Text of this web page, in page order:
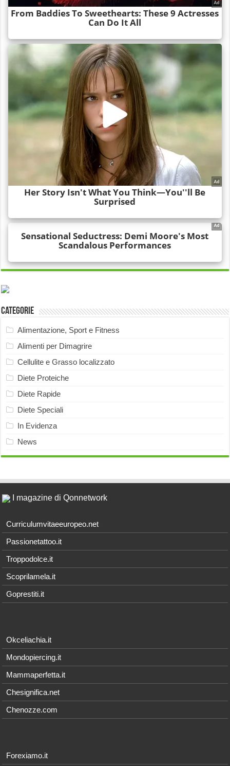
Categorie
Alimentazione, Sport e Fitness
Alimenti per Dimagrire
Cellulite e Grasso localizzato
Diete Proteiche
Diete Rapide
Diete Speciali
In Evidenza
News
I magazine di Qonnetwork
Curriculumvitaeeuropeo.net
Passionetattoo.it
Troppodolce.it
Scoprilamela.it
Goprestiti.it
Okceliachia.it
Mondopiercing.it
Mammaperfetta.it
Chesignifica.net
Chenozze.com
Forexiamo.it